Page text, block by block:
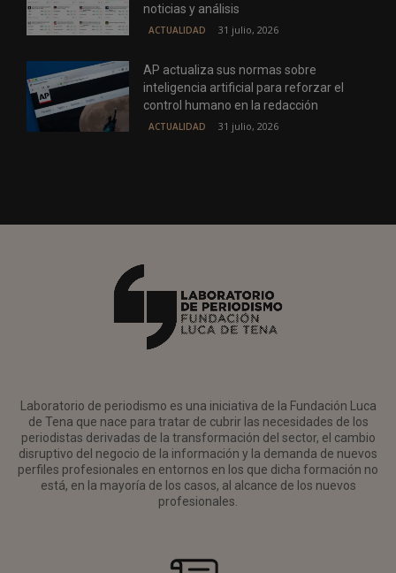
noticias y análisis
ACTUALIDAD 31 julio, 2026
AP actualiza sus normas sobre
inteligencia artificial para reforzar el
control humano en la redacción
ACTUALIDAD 31 julio, 2026
Laboratorio de periodismo es una iniciativa de la Fundación Luca
de Tena que nace para tratar de cubrir las necesidades de los
periodistas derivadas de la transformación del sector, el cambio
disruptivo del negocio de la información y la demanda de nuevos
perfiles profesionales en entornos en los que dicha formación no
está, en la mayoría de los casos, al alcance de los nuevos
profesionales.